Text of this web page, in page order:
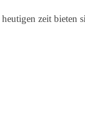
zeit bieten